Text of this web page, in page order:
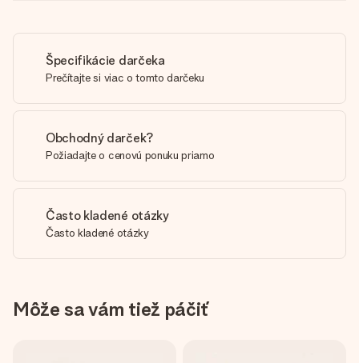
Špecifikácie darčeka
Prečítajte si viac o tomto darčeku
Obchodný darček?
Požiadajte o cenovú ponuku priamo
Často kladené otázky
Často kladené otázky
Môže sa vám tiež páčiť